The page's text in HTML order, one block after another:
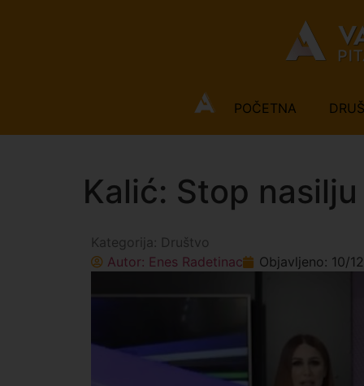
POČETNA
Kalić: Stop
Kategorija: Društvo
Autor: Enes Radetinac Objavljeno: 10/